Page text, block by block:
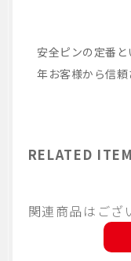
安全ピンの定番
年お客様から信頼
RELATED
関連商品はござ